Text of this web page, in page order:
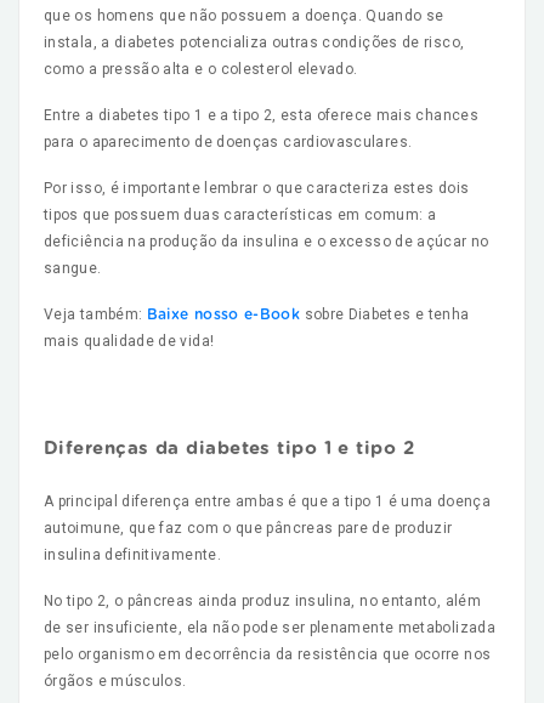
que os homens que não possuem a doença. Quando se
instala, a diabetes potencializa outras condições de risco,
como a pressão alta e o colesterol elevado.
Entre a diabetes tipo 1 e a tipo 2, esta oferece mais chances
para o aparecimento de doenças cardiovasculares.
Por isso, é importante lembrar o que caracteriza estes dois
tipos que possuem duas características em comum: a
deficiência na produção da insulina e o excesso de açúcar no
sangue.
Veja também: Baixe nosso e-Book sobre Diabetes e tenha
mais qualidade de vida!
Diferenças da diabetes tipo 1 e tipo 2
A principal diferença entre ambas é que a tipo 1 é uma doença
autoimune, que faz com o que pâncreas pare de produzir
insulina definitivamente.
No tipo 2, o pâncreas ainda produz insulina, no entanto, além
de ser insuficiente, ela não pode ser plenamente metabolizada
pelo organismo em decorrência da resistência que ocorre nos
órgãos e músculos.